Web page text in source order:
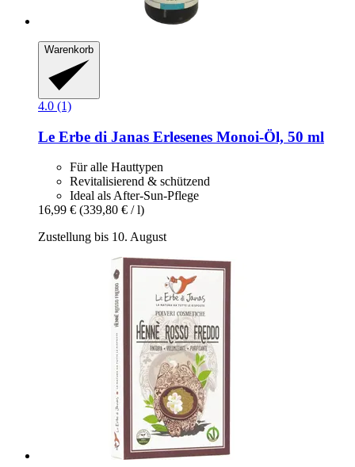
Warenkorb
4.0 (1)
Le Erbe di Janas Erlesenes Monoi-​Öl, 50 ml
Für alle Hauttypen
Revitalisierend & schützend
Ideal als After-Sun-Pflege
16,99 € (339,80 € / l)
Zustellung bis 10. August